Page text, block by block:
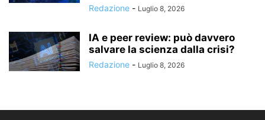
Redazione - Luglio 8, 2026
IA e peer review: può davvero
salvare la scienza dalla crisi?
Redazione - Luglio 8, 2026